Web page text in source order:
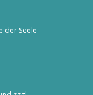
der Seele